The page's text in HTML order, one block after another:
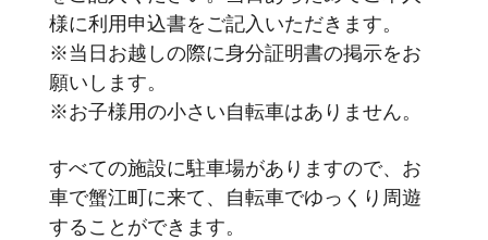
様に利用申込書をご記入いただきます。
※当日お越しの際に身分証明書の掲示をお
願いします。
※お子様用の小さい自転車はありません。
すべての施設に駐車場がありますので、お
車で蟹江町に来て、自転車でゆっくり周遊
することができます。